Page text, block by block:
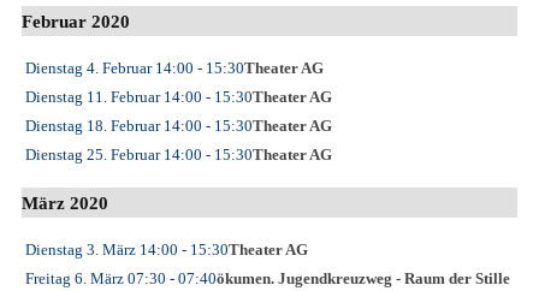
Februar 2020
Dienstag 4. Februar14:00 - 15:30Theater AG
Dienstag 11. Februar14:00 - 15:30Theater AG
Dienstag 18. Februar14:00 - 15:30Theater AG
Dienstag 25. Februar14:00 - 15:30Theater AG
März 2020
Dienstag 3. März 14:00 - 15:30Theater AG
Freitag 6. März 07:30 - 07:40ökumen. Jugendkreuzweg - Raum der Stille